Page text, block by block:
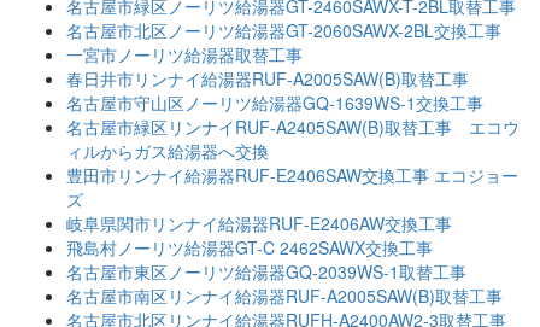
名古屋市緑区ノーリツ給湯器GT-2460SAWX-T-2BL取替工事
名古屋市北区ノーリツ給湯器GT-2060SAWX-2BL交換工事
一宮市ノーリツ給湯器取替工事
春日井市リンナイ給湯器RUF-A2005SAW(B)取替工事
名古屋市守山区ノーリツ給湯器GQ-1639WS-1交換工事
名古屋市緑区リンナイRUF-A2405SAW(B)取替工事 エコウ
ィルからガス給湯器へ交換
豊田市リンナイ給湯器RUF-E2406SAW交換工事 エコジョー
ズ
岐阜県関市リンナイ給湯器RUF-E2406AW交換工事
飛島村ノーリツ給湯器GT-C 2462SAWX交換工事
名古屋市東区ノーリツ給湯器GQ-2039WS-1取替工事
名古屋市南区リンナイ給湯器RUF-A2005SAW(B)取替工事
名古屋市北区リンナイ給湯器RUFH-A2400AW2-3取替工事